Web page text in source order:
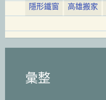
隱形鐵窗
高雄搬家
彙整